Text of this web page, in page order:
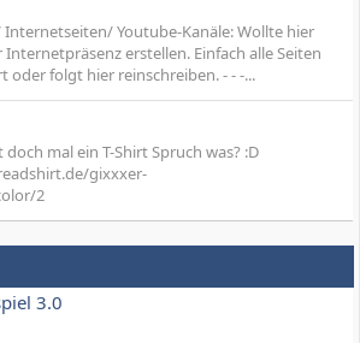
Youtube-Kanäle: Wollte hier
erstellen. Einfach alle Seiten
oder folgt hier reinschreiben. - - -...
doch mal ein T-Shirt Spruch was? :D
gixxxer-
2
3.0